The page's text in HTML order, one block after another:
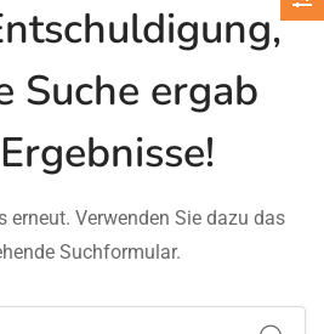
Suche ergab
erneut. Verwenden Sie dazu das
Suchformular.